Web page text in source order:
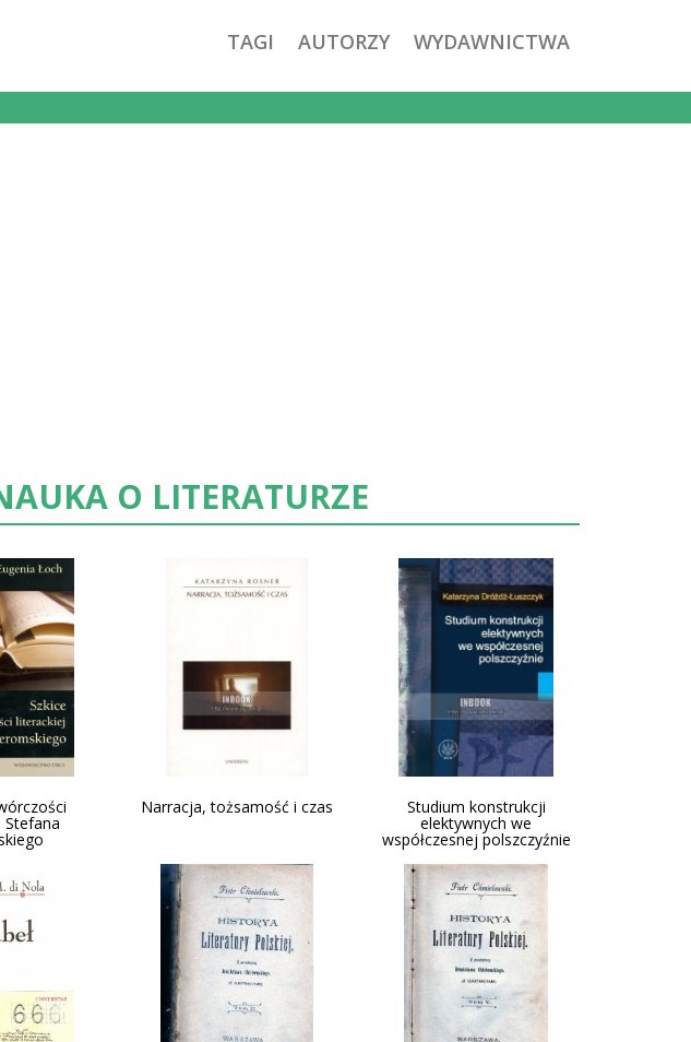
TAGI AUTORZY WYDAWNICTWA
O LITERATURZE
Stefana
Narracja, tożsamość i czas Studium konstrukcji
elektywnych we
współczesnej polszczyźnie